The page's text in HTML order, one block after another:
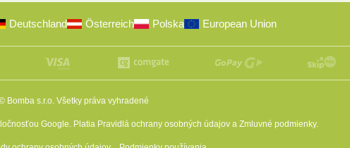
Deutschland Österreich Polska European Union
Bomba s.r.o. Všetky práva vyhradené
Google. Platia Pravidlá ochrany osobných údajov a Zmluvné podmienky.